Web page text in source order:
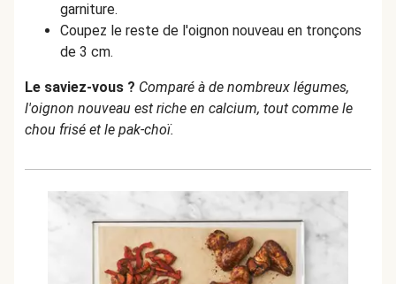
garniture.
Coupez le reste de l'oignon nouveau en tronçons
de 3 cm.
Le saviez-vous ? Comparé à de nombreux légumes,
l'oignon nouveau est riche en calcium, tout comme le
chou frisé et le pak-choï.